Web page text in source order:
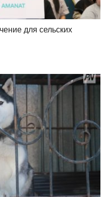
для сельских